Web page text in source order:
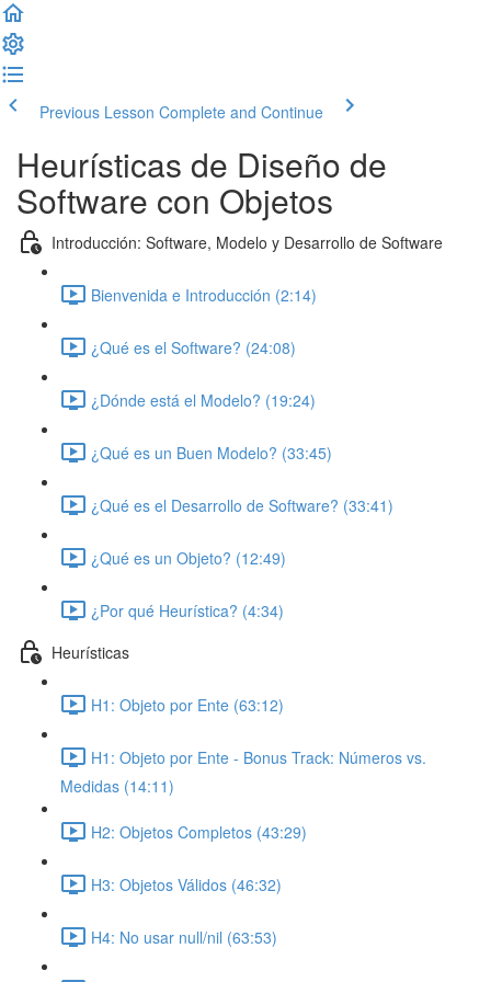
Previous Lesson Complete and Continue
Heurísticas de Diseño de
Software con Objetos
Introducción: Software, Modelo y Desarrollo de Software
Bienvenida e Introducción (2:14)
¿Qué es el Software? (24:08)
¿Dónde está el Modelo? (19:24)
¿Qué es un Buen Modelo? (33:45)
¿Qué es el Desarrollo de Software? (33:41)
¿Qué es un Objeto? (12:49)
¿Por qué Heurística? (4:34)
Heurísticas
H1: Objeto por Ente (63:12)
H1: Objeto por Ente - Bonus Track: Números vs.
Medidas (14:11)
H2: Objetos Completos (43:29)
H3: Objetos Válidos (46:32)
H4: No usar null/nil (63:53)